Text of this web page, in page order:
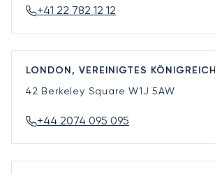
+41 22 782 12 12
LONDON, VEREINIGTES KÖNIGREICH
42 Berkeley SquareW1J 5AW
+44 2074 095 095